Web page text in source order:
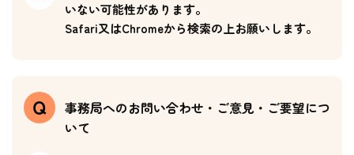
いない可能性があります。
Safari又はChromeから検索の上お願いします。
事務局へのお問い合わせ・ご意見・ご要望につ
いて